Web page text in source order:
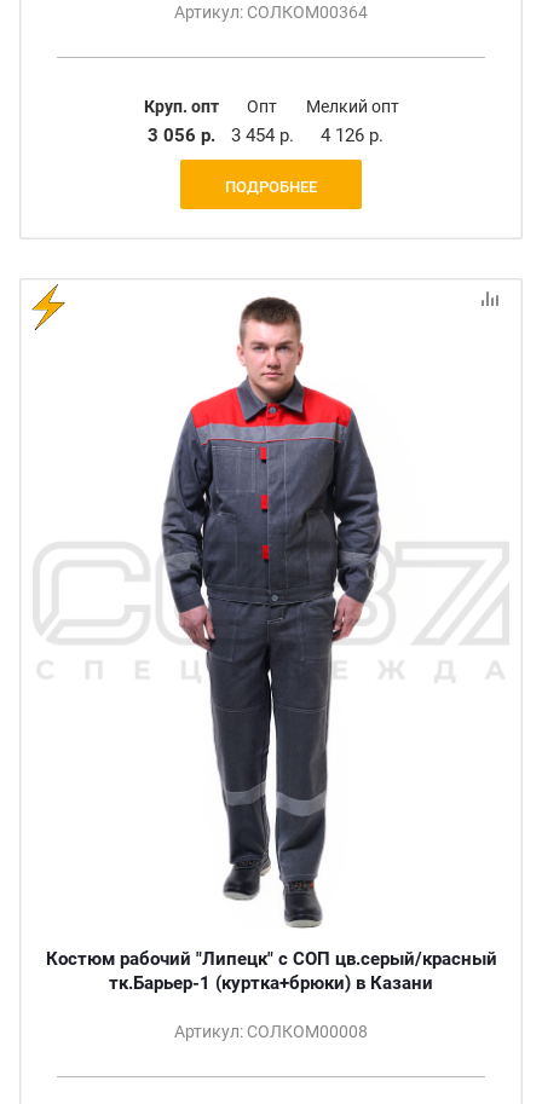
Артикул: СОЛКОМ00364
Круп. опт
3 056 р.
Опт
3 454 р.
Мелкий опт
4 126 р.
ПОДРОБНЕЕ
Костюм рабочий "Липецк" с СОП цв.серый/красный
тк.Барьер-1 (куртка+брюки) в Казани
Артикул: СОЛКОМ00008